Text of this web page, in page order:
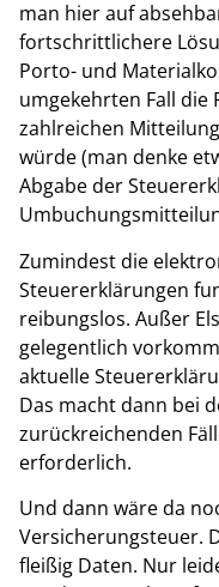
man hier auf
fortschrittlichere
Porto- und
umgekehrten Fall die
zahlreichen
würde (man denke
Abgabe der
Zumindest die
Steuererklärungen
reibungslos. Außer
gelegentlich
aktuelle
Das macht dann bei
zurückreichenden
erforderlich.
Und dann wäre da
Versicherungsteuer.
fleißig Daten. Nur